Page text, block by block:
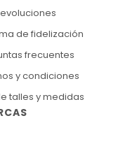
de fidelización
frecuentes
y condiciones
talles y medidas